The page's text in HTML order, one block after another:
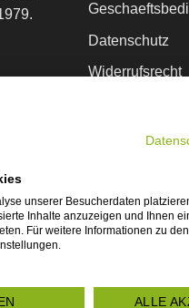
Datenschutz
Widerrufsrecht
EINFACH UND
© Expo Display
unserer Besucherdaten
Inhalte anzuzeigen und Ihnen
Für weitere Informationen zu
ALLE